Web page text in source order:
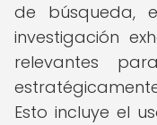
de búsqueda,
investigación
relevantes
Esto incluye el